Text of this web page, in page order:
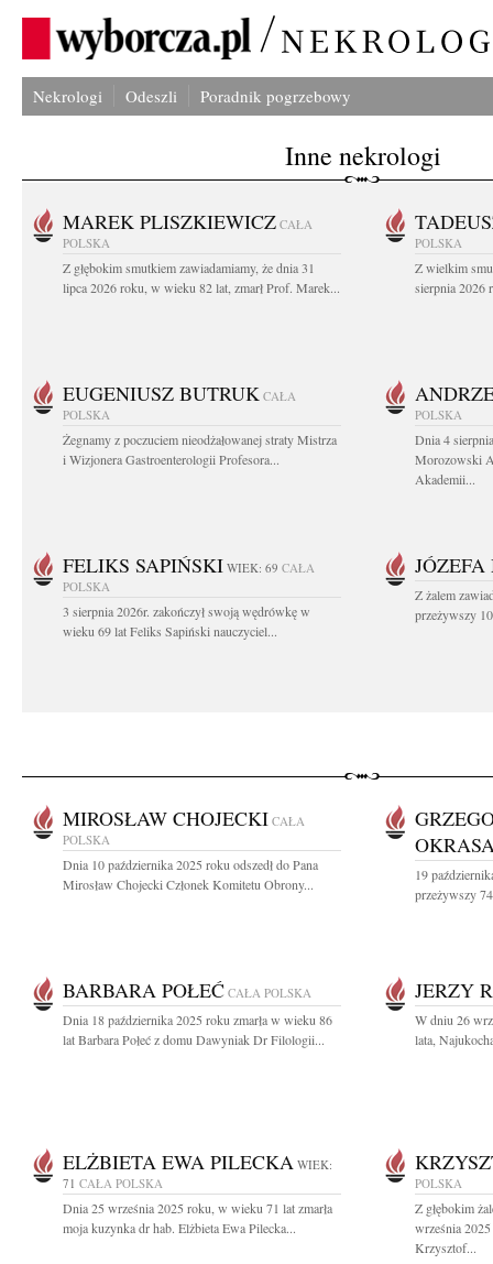
Nekrologi Odeszli Poradnik pogrzebowy
Inne nekrologi
MAREK PLISZKIEWICZ CAŁA
POLSKA
Z głębokim smutkiem zawiadamiamy, że dnia 31
lipca 2026 roku, w wieku 82 lat, zmarł Prof. Marek...
POLSKA
Z wielkim
sierpnia 2026
EUGENIUSZ BUTRUK CAŁA
POLSKA
Żegnamy z poczuciem nieodżałowanej straty Mistrza
i Wizjonera Gastroenterologii Profesora...
POLSKA
Dnia 4
Morozowski
Akademii...
FELIKS SAPIŃSKI WIEK: 69 CAŁA
POLSKA
3 sierpnia 2026r. zakończył swoją wędrówkę w
wieku 69 lat Feliks Sapiński nauczyciel...
Z żalem
przeżywszy
MIROSŁAW CHOJECKI CAŁA
POLSKA
Dnia 10 października 2025 roku odszedł do Pana
Mirosław Chojecki Członek Komitetu Obrony...
19
przeżywszy
BARBARA POŁEĆ CAŁA POLSKA
Dnia 18 października 2025 roku zmarła w wieku 86
lat Barbara Połeć z domu Dawyniak Dr Filologii...
JERZY
W dniu 26
lata,
ELŻBIETA EWA PILECKA WIEK:
71 CAŁA POLSKA
Dnia 25 września 2025 roku, w wieku 71 lat zmarła
moja kuzynka dr hab. Elżbieta Ewa Pilecka...
POLSKA
Z głębokim
września
Krzysztof...